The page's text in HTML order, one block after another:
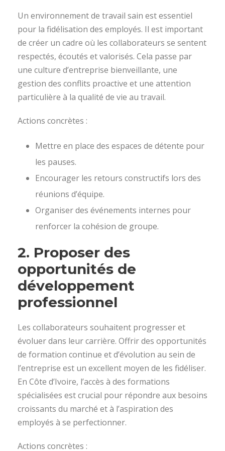
Un environnement de travail sain est essentiel
pour la fidélisation des employés. Il est important
de créer un cadre où les collaborateurs se sentent
respectés, écoutés et valorisés. Cela passe par
une culture d’entreprise bienveillante, une
gestion des conflits proactive et une attention
particulière à la qualité de vie au travail.
Actions concrètes :
Mettre en place des espaces de détente pour
les pauses.
Encourager les retours constructifs lors des
réunions d’équipe.
Organiser des événements internes pour
renforcer la cohésion de groupe.
2. Proposer des
opportunités de
développement
professionnel
Les collaborateurs souhaitent progresser et
évoluer dans leur carrière. Offrir des opportunités
de formation continue et d’évolution au sein de
l’entreprise est un excellent moyen de les fidéliser.
En Côte d’Ivoire, l’accès à des formations
spécialisées est crucial pour répondre aux besoins
croissants du marché et à l’aspiration des
employés à se perfectionner.
Actions concrètes :